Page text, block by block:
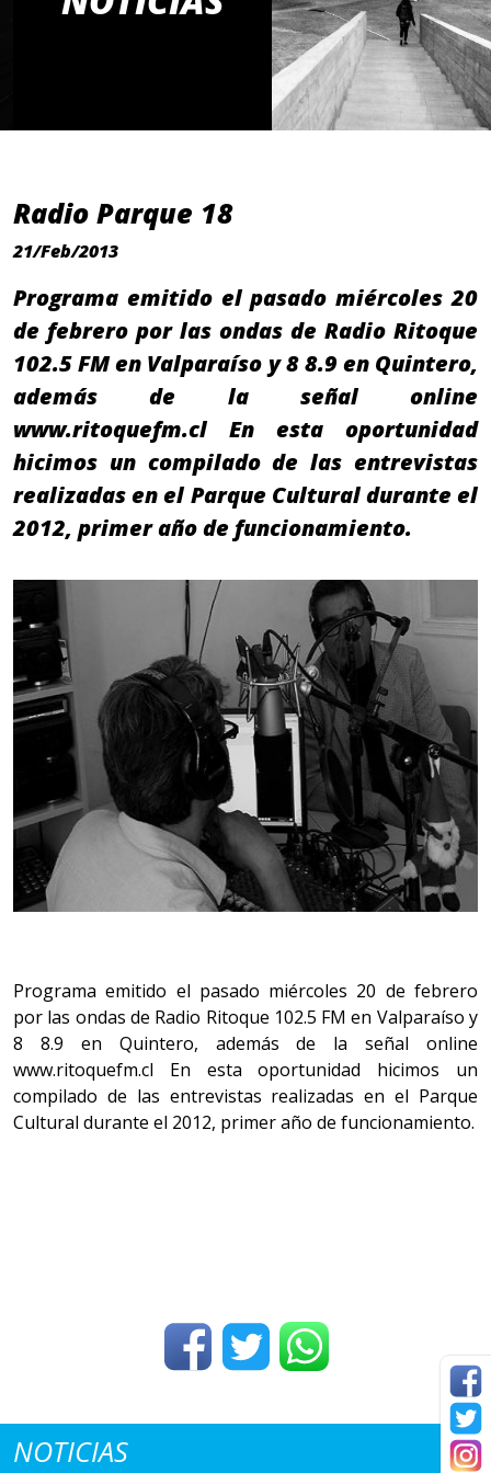
Radio Parque 18
21/Feb/2013
Programa emitido el pasado miércoles 20
de febrero por las ondas de Radio Ritoque
102.5 FM en Valparaíso y 8 8.9 en Quintero,
además de la señal online
www.ritoquefm.cl En esta oportunidad
hicimos un compilado de las entrevistas
realizadas en el Parque Cultural durante el
2012, primer año de funcionamiento.
Programa emitido el pasado miércoles 20 de febrero
por las ondas de Radio Ritoque 102.5 FM en Valparaíso y
8 8.9 en Quintero, además de la señal online
www.ritoquefm.cl En esta oportunidad hicimos un
compilado de las entrevistas realizadas en el Parque
Cultural durante el 2012, primer año de funcionamiento.
NOTICIAS